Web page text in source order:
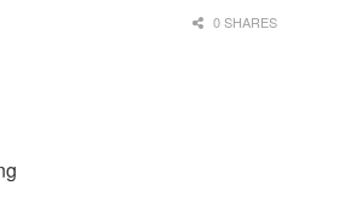
0 SHARES